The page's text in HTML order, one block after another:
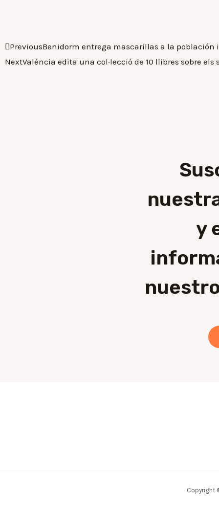
PreviousBenidorm entrega mascarillas a la
NextValència edita una col·lecció de 10 llibres sobre els
y
Copyright